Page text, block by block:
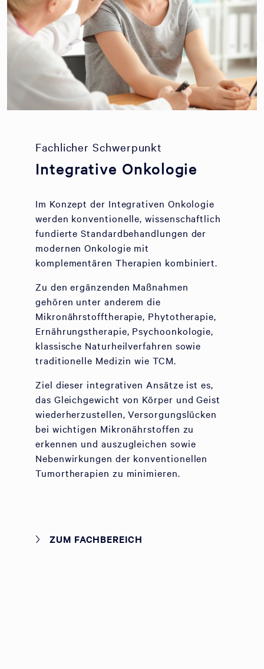
Fachlicher Schwerpunkt
Integrative Onkologie
Im Konzept der Integrativen Onkologie
werden konventionelle, wissenschaftlich
fundierte Standardbehandlungen der
modernen Onkologie mit
komplementären Therapien kombiniert.
Zu den ergänzenden Maßnahmen
gehören unter anderem die
Mikronährstofftherapie, Phytotherapie,
Ernährungstherapie, Psychoonkologie,
klassische Naturheilverfahren sowie
traditionelle Medizin wie TCM.
Ziel dieser integrativen Ansätze ist es,
das Gleichgewicht von Körper und Geist
wiederherzustellen, Versorgungslücken
bei wichtigen Mikronährstoffen zu
erkennen und auszugleichen sowie
Nebenwirkungen der konventionellen
Tumortherapien zu minimieren.
ZUM FACHBEREICH